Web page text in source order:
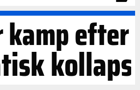
kamp efter
kollaps